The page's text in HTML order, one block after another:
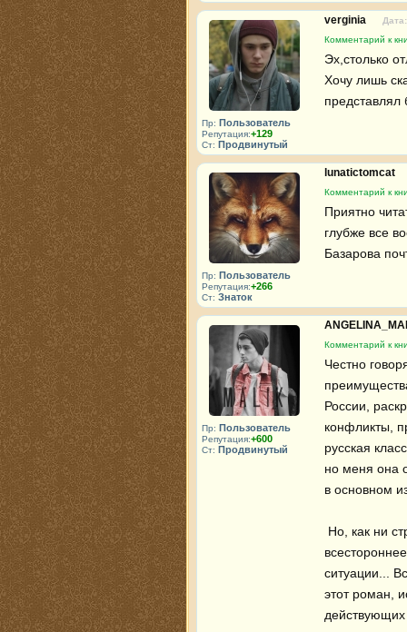
Пр: Пользователь
Репутация:+129
Ст: Продвинутый
verginia
Комментарий к
Эх,столько
Хочу лишь
представлял
Пр: Пользователь
Репутация:+266
Ст: Знаток
lunatictomcat
Комментарий к
Приятно
глубже все
Базарова
Пр: Пользователь
Репутация:+600
Ст: Продвинутый
Комментарий к
Честно
России,
конфликты,
русская
но меня она
в основном
ситуации...
этот роман,